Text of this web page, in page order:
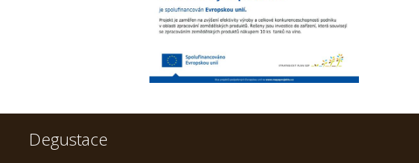
Degustace